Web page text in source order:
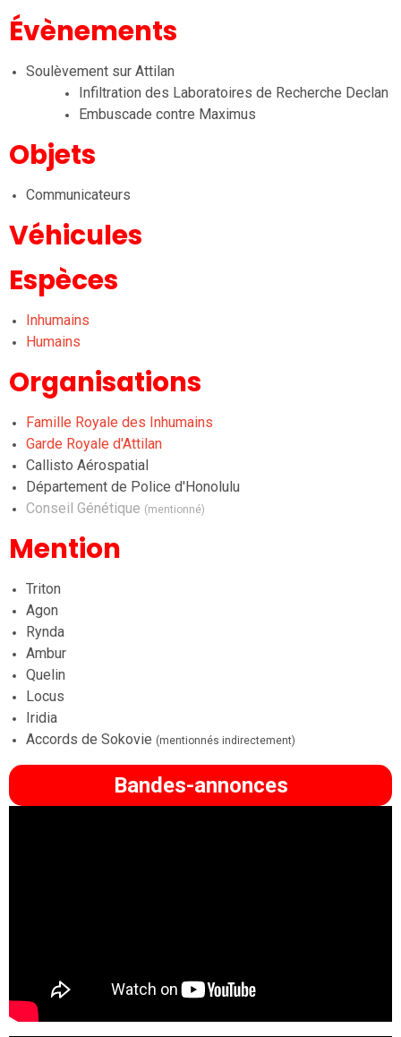
Évènements
Soulèvement sur Attilan
Infiltration des Laboratoires de Recherche Declan
Embuscade contre Maximus
Objets
Communicateurs
Véhicules
Espèces
Inhumains
Humains
Organisations
Famille Royale des Inhumains
Garde Royale d'Attilan
Callisto Aérospatial
Département de Police d'Honolulu
Conseil Génétique (mentionné)
Mention
Triton
Agon
Rynda
Ambur
Quelin
Locus
Iridia
Accords de Sokovie (mentionnés indirectement)
Bandes-annonces